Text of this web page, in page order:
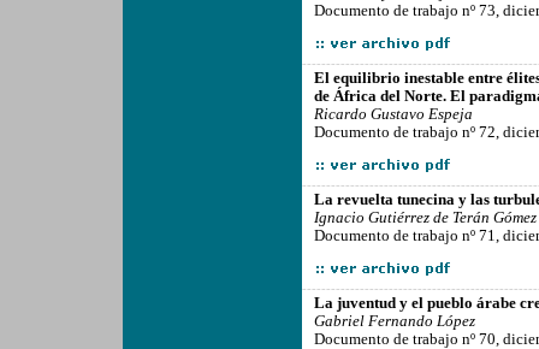
Documento de trabajo nº 73,
El equilibrio inestable entre
de África del Norte. El
Ricardo Gustavo Espeja
Documento de trabajo nº 72,
La revuelta tunecina y las
Ignacio Gutiérrez de Terán
Documento de trabajo nº 71,
La juventud y el pueblo árabe
Gabriel Fernando López
Documento de trabajo nº 70,